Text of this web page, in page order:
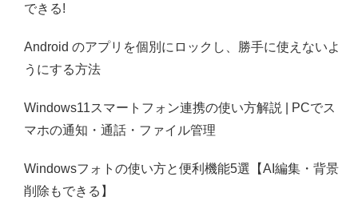
できる!
Android のアプリを個別にロックし、勝手に使えないよ
うにする方法
Windows11スマートフォン連携の使い方解説 | PCでス
マホの通知・通話・ファイル管理
Windowsフォトの使い方と便利機能5選【AI編集・背景
削除もできる】